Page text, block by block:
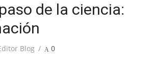
de la ciencia:
Blog 0